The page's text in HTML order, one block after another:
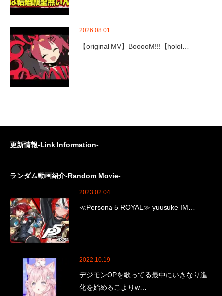
2026.08.01
【original MV】BooooM!!!【holol…
更新情報-Link Information-
ランダム動画紹介-Random Movie-
2023.02.04
≪Persona 5 ROYAL≫ yuusuke IM…
2022.10.19
デジモンOPを歌ってる最中にいきなり進
化を始めるこよりw…